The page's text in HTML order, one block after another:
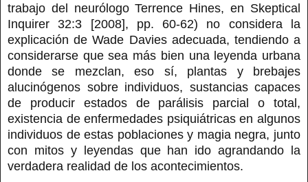
trabajo del neurólogo Terrence Hines, en Skeptical
Inquirer 32:3 [2008], pp. 60-62) no considera la
explicación de Wade Davies adecuada, tendiendo a
considerarse que sea más bien una leyenda urbana
donde se mezclan, eso sí, plantas y brebajes
alucinógenos sobre individuos, sustancias capaces
de producir estados de parálisis parcial o total,
existencia de enfermedades psiquiátricas en algunos
individuos de estas poblaciones y magia negra, junto
con mitos y leyendas que han ido agrandando la
verdadera realidad de los acontecimientos.